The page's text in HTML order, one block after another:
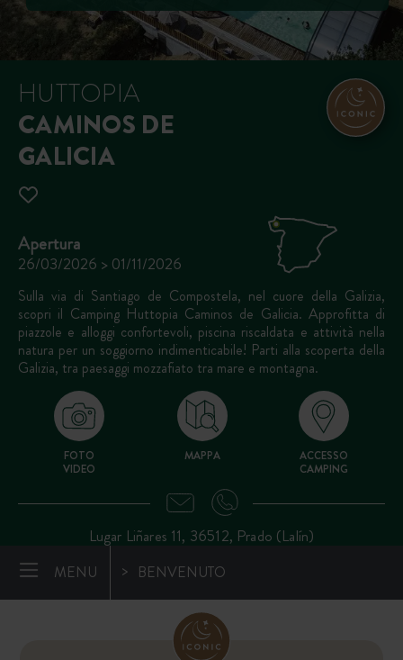
HUTTOPIA
CAMINOS DE
GALICIA
Apertura
26/03/2026 > 01/11/2026
Sulla via di Santiago de Compostela, nel cuore della Galizia,
scopri il Camping Huttopia Caminos de Galicia. Approfitta di
piazzole e alloggi confortevoli, piscina riscaldata e attività nella
natura per un soggiorno indimenticabile! Parti alla scoperta della
Galizia, tra paesaggi mozzafiato tra mare e montagna.
FOTO
VIDEO
MAPPA
ACCESSO
CAMPING
Lugar Liñares 11, 36512, Prado (Lalín)
MENU BENVENUTO